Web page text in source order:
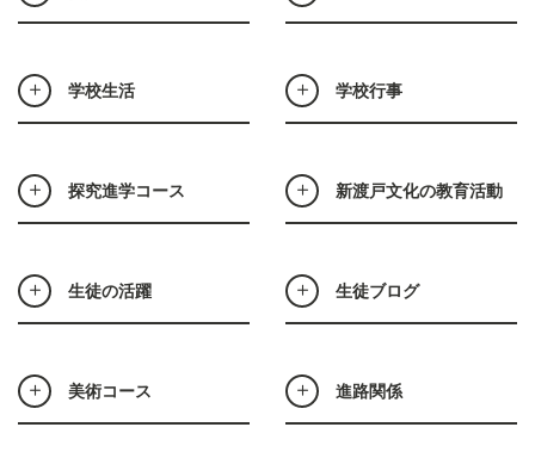
学校生活 学校行事
探究進学コース 新渡戸文化の教育活動
生徒の活躍 生徒ブログ
美術コース 進路関係